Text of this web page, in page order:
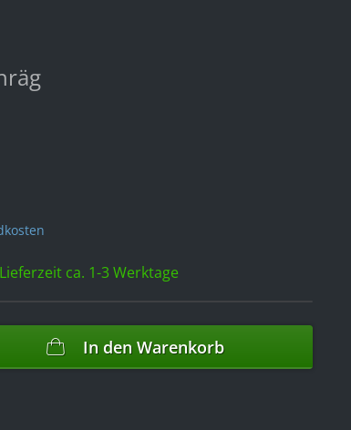
ca. 1-3 Werktage
In den Warenkorb